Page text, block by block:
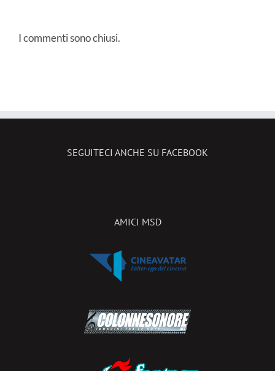
I commenti sono chiusi.
SEGUITECI ANCHE SU FACEBOOK
AMICI MSD